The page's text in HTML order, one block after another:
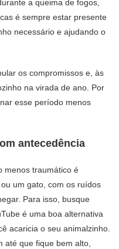
a queima de fogos,
é sempre estar presente
necessário e ajudando o
os compromissos e, às
na virada de ano. Por
esse período menos
antecedência
menos traumático é
um gato, com os ruídos
Para isso, busque
é uma boa alternativa
acaricia o seu animalzinho.
até que fique bem alto,